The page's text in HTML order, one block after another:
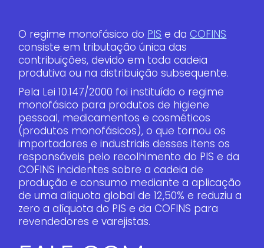
O regime monofásico do PIS e daCOFINS
consiste em tributação única das
contribuições, devido em toda cadeia
produtiva ou na distribuição subsequente.
Pela Lei 10.147/2000 foi instituído o regime
monofásico para produtos de higiene
pessoal, medicamentos e cosméticos
(produtos monofásicos), o que tornou os
importadores e industriais desses itens os
responsáveis pelo recolhimento do PIS e da
COFINS incidentes sobre a cadeia de
produção e consumo mediante a aplicação
de uma alíquota global de 12,50% e reduziu a
zero a alíquota do PIS e da COFINS para
revendedores e varejistas.